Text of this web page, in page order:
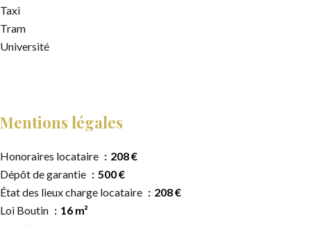
Taxi
Tram
Université
Mentions légales
Honoraires locataire
208 €
Dépôt de garantie
500 €
État des lieux charge locataire
208 €
Loi Boutin
16 m²